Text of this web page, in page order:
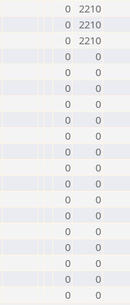
0 2210
0 2210
0 2210
0
0
0
0
0
0
0
0
0
0
0
0
0
0
0
0
0
0
0
0
0
0
0
0
0
0
0
0
0
0
0 0